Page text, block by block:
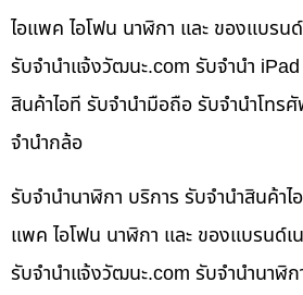
ไอแพค ไอโฟน นาฬิกา และ ของแบรน
รับจํานําแจ้งวัฒนะ.com รับจำนำ
สินค้าไอที รับจำนำมือถือ รับจำนำโทร
จำนำกล้อ
รับจำนำนาฬิกา บริการ รับจำนำสินค้า
แพค ไอโฟน นาฬิกา และ ของแบรนด์เ
รับจํานําแจ้งวัฒนะ.com รับจำนำนาฬิ